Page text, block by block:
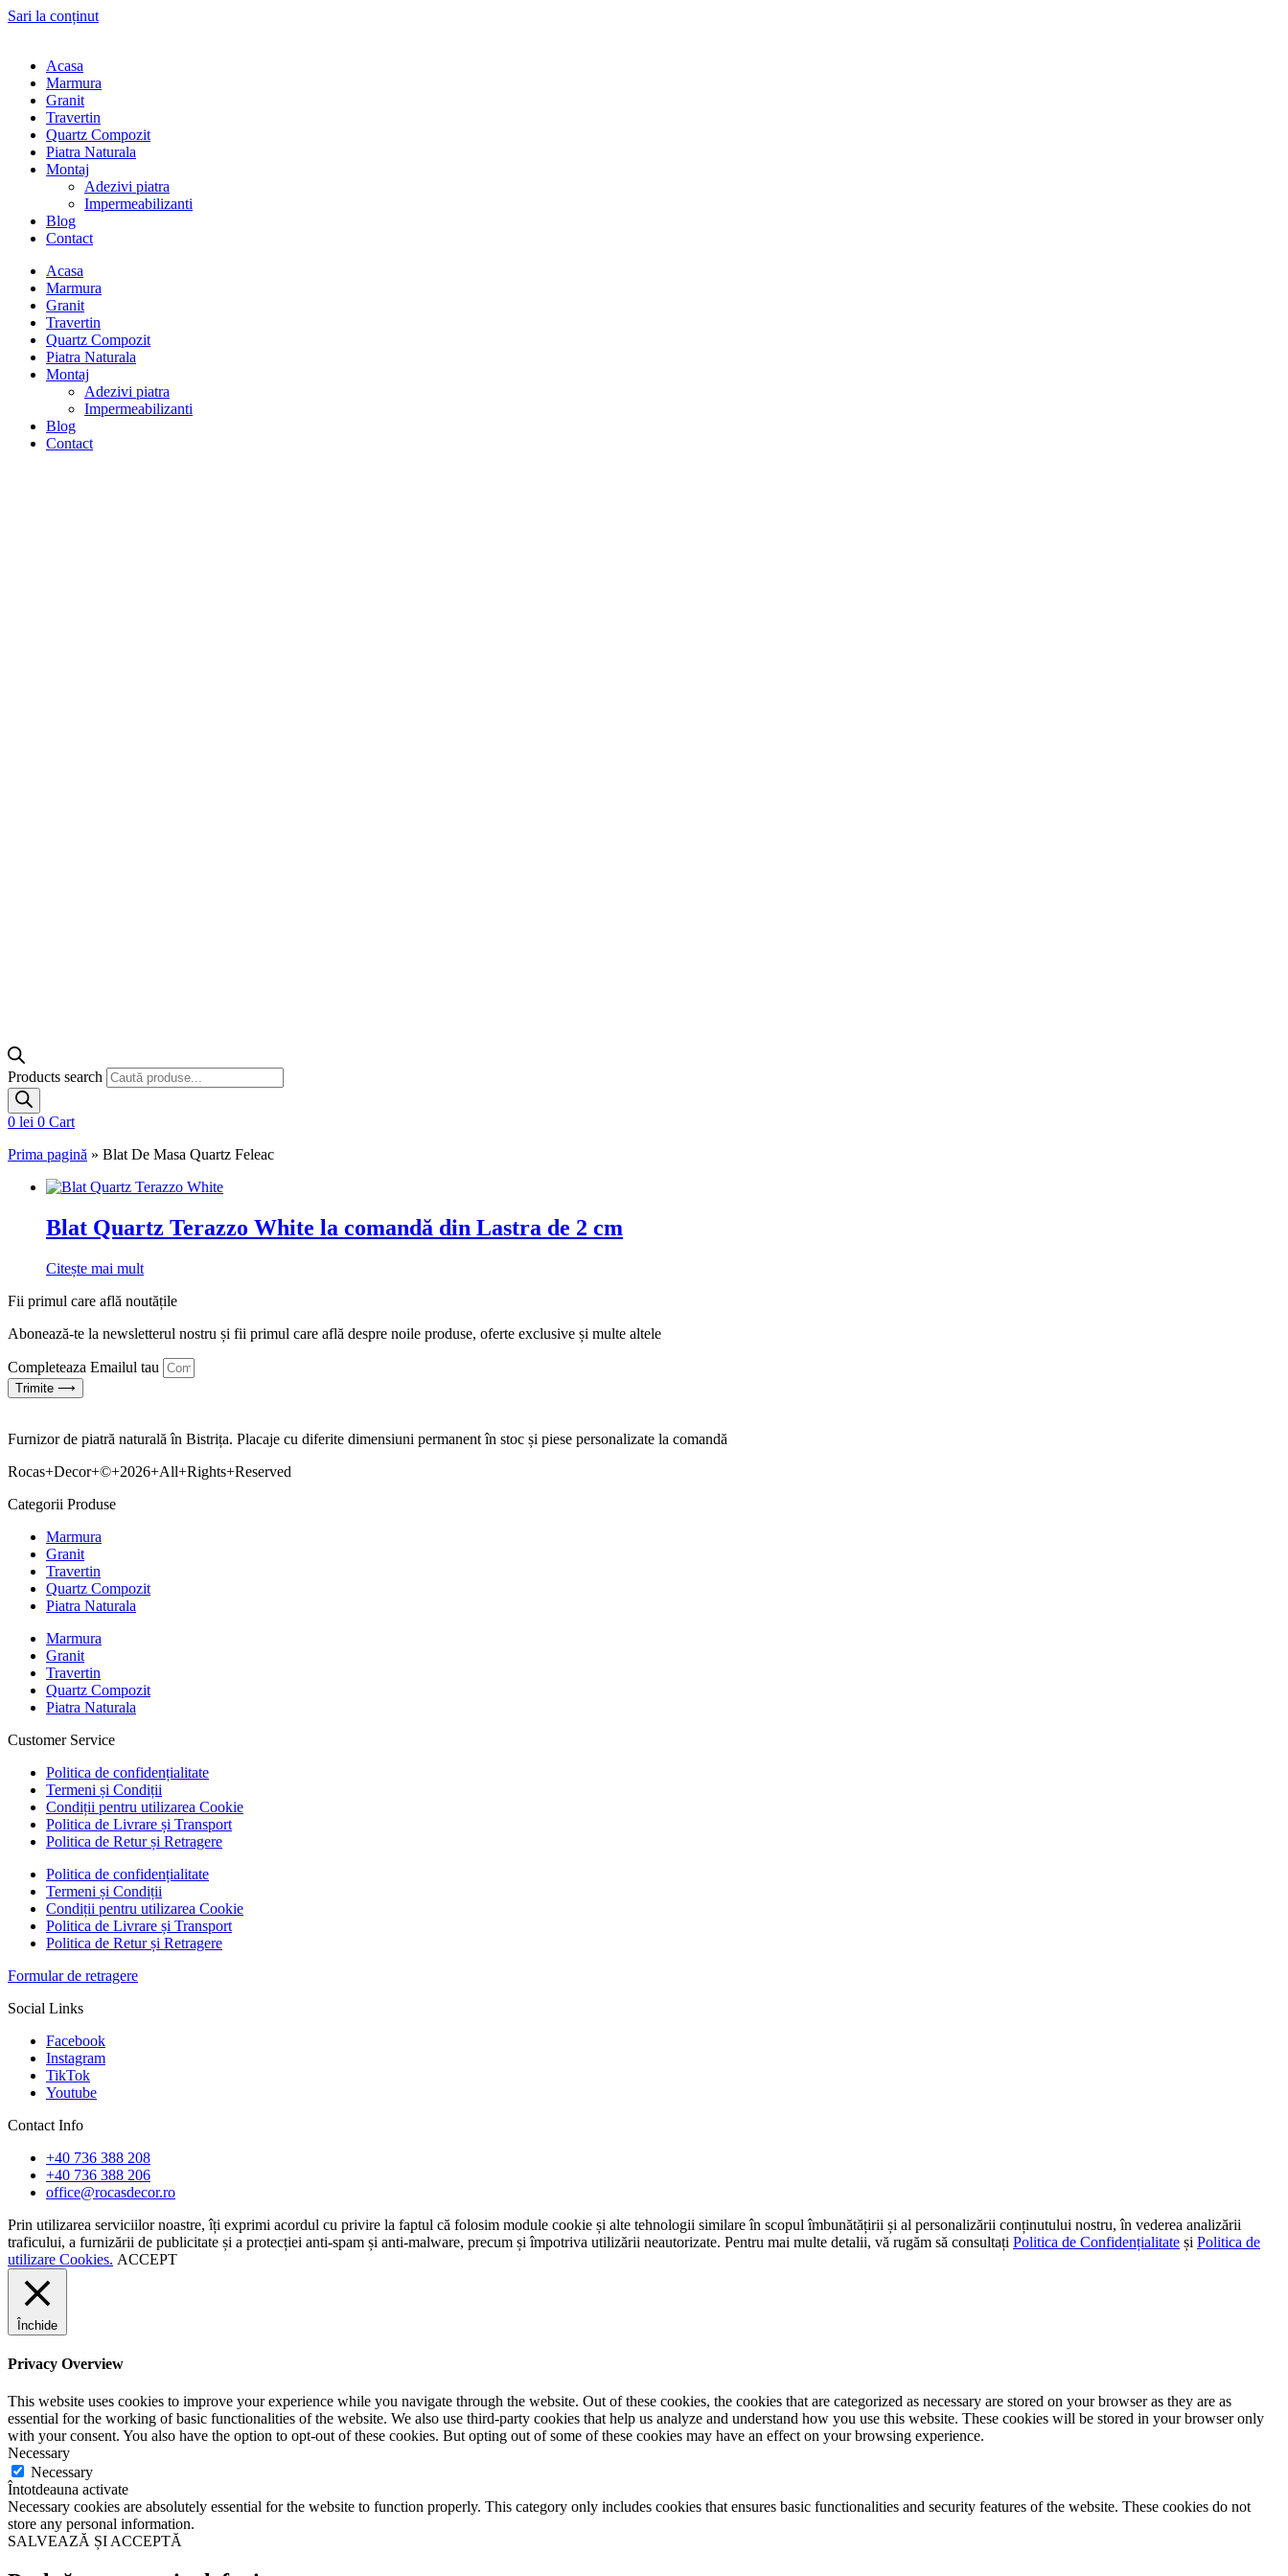
Sari la conținut
Acasa
Marmura
Granit
Travertin
Quartz Compozit
Piatra Naturala
Montaj
Adezivi piatra
Impermeabilizanti
Blog
Contact
Acasa
Marmura
Granit
Travertin
Quartz Compozit
Piatra Naturala
Montaj
Adezivi piatra
Impermeabilizanti
Blog
Contact
Products search
0 lei 0 Cart
Prima pagină » Blat De Masa Quartz Feleac
Blat Quartz Terazzo White la comandă din Lastra de 2 cm
Citește mai mult
Fii primul care află noutățile
Abonează-te la newsletterul nostru și fii primul care află despre noile produse, oferte exclusive și multe altele
Completeaza Emailul tau
Trimite ⟶
Furnizor de piatră naturală în Bistrița. Placaje cu diferite dimensiuni permanent în stoc și piese personalizate la comandă
Rocas+Decor+©+2026+All+Rights+Reserved
Categorii Produse
Marmura
Granit
Travertin
Quartz Compozit
Piatra Naturala
Marmura
Granit
Travertin
Quartz Compozit
Piatra Naturala
Customer Service
Politica de confidențialitate
Termeni și Condiții
Condiții pentru utilizarea Cookie
Politica de Livrare și Transport
Politica de Retur și Retragere
Politica de confidențialitate
Termeni și Condiții
Condiții pentru utilizarea Cookie
Politica de Livrare și Transport
Politica de Retur și Retragere
Formular de retragere
Social Links
Facebook
Instagram
TikTok
Youtube
Contact Info
+40 736 388 208
+40 736 388 206
office@rocasdecor.ro
Prin utilizarea serviciilor noastre, îți exprimi acordul cu privire la faptul că folosim module cookie și alte tehnologii similare în scopul îmbunătățirii și al personalizării conținutului nostru, în vederea analizării
traficului, a furnizării de publicitate și a protecției anti-spam și anti-malware, precum și împotriva utilizării neautorizate. Pentru mai multe detalii, vă rugăm să consultați Politica de Confidențialitate și Politica de
utilizare Cookies. ACCEPT
Închide
Privacy Overview
This website uses cookies to improve your experience while you navigate through the website. Out of these cookies, the cookies that are categorized as necessary are stored on your browser as they are as
essential for the working of basic functionalities of the website. We also use third-party cookies that help us analyze and understand how you use this website. These cookies will be stored in your browser only
with your consent. You also have the option to opt-out of these cookies. But opting out of some of these cookies may have an effect on your browsing experience.
Necessary
Necessary
Întotdeauna activate
Necessary cookies are absolutely essential for the website to function properly. This category only includes cookies that ensures basic functionalities and security features of the website. These cookies do not
store any personal information.
SALVEAZĂ ȘI ACCEPTĂ